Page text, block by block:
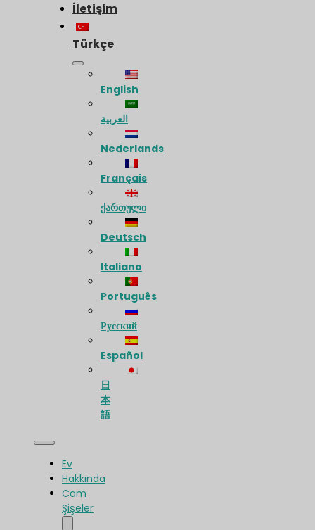
İletişim
Türkçe
English
العربية
Nederlands
Français
ქართული
Deutsch
Italiano
Português
Русский
Español
日
本
語
Ev
Hakkında
Cam
Şişeler